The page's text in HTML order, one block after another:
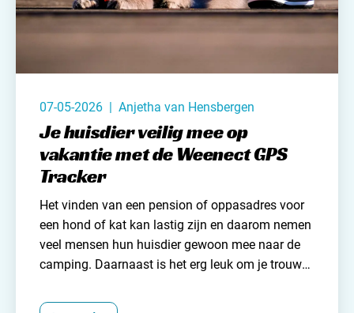
07-05-2026 | Anjetha van Hensbergen
Je huisdier veilig mee op
vakantie met de Weenect GPS
Tracker
Het vinden van een pension of oppasadres voor
een hond of kat kan lastig zijn en daarom nemen
veel mensen hun huisdier gewoon mee naar de
camping. Daarnaast is het erg leuk om je trouwe
niet te ver hoeft te reizen en je huisdier eraan